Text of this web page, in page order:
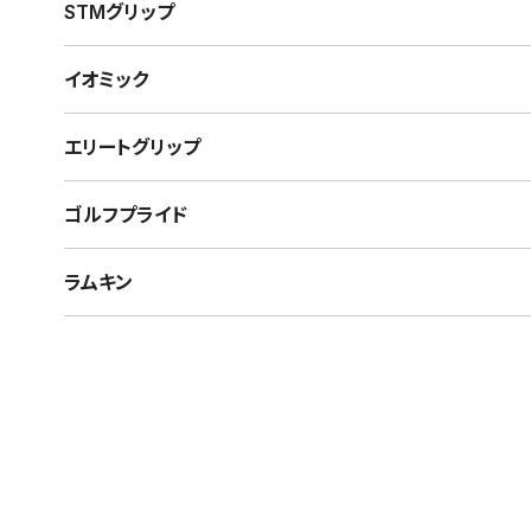
STMグリップ
イオミック
エリートグリップ
ゴルフプライド
ラムキン